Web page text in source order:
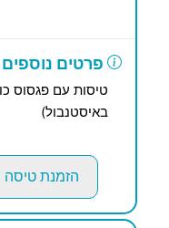
פרטים נוספים
באיסטנבול)
הזמנת טיסה